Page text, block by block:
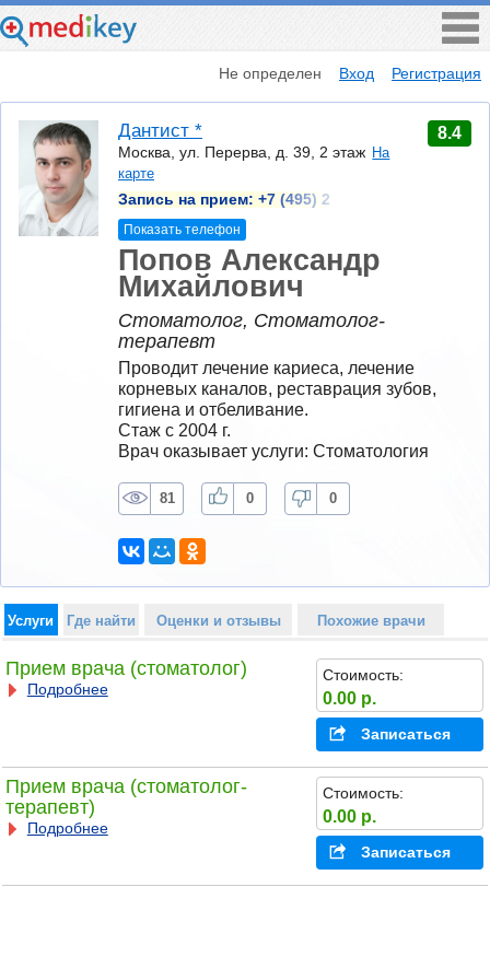
Не определен Вход Регистрация
Дантист *
Москва, ул. Перерва, д. 39, 2 этаж На
карте
Запись на прием: +7 (495) 2
Показать телефон
8.4
Попов Александр
Михайлович
Стоматолог, Стоматолог-
терапевт
Проводит лечение кариеса, лечение
корневых каналов, реставрация зубов,
гигиена и отбеливание.
Стаж с 2004 г.
Врач оказывает услуги: Стоматология
81 0 0
Услуги Где найти Оценки и отзывы Похожие врачи
Прием врача (стоматолог)
Подробнее
Стоимость:
0.00 р.
Записаться
Прием врача (стоматолог-
терапевт)
Подробнее
Стоимость:
0.00 р.
Записаться